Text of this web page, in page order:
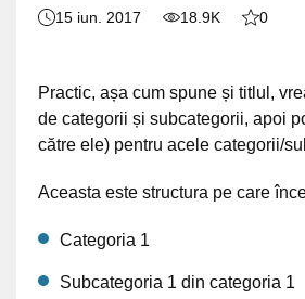
15 iun. 2017 18.9K 0
Practic, așa cum spune și titlul,
de categorii și subcategorii, apoi
către ele) pentru acele categorii/
Aceasta este structura pe care
Categoria 1
Subcategoria 1 din categoria 1